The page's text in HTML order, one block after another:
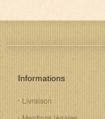
Informations
Livraison